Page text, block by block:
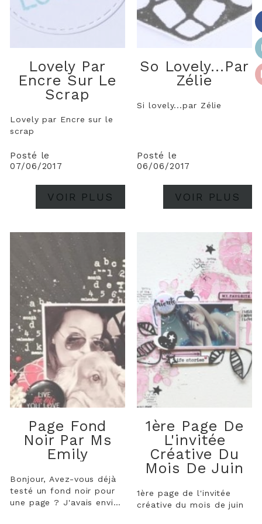
Lovely Par
Encre Sur Le
Scrap
Lovely par Encre sur le
scrap
Posté le
07/06/2017
VOIR PLUS
So Lovely...par
Zélie
Si lovely...par Zélie
Posté le
06/06/2017
VOIR PLUS
Page Fond
Noir Par Ms
Emily
Bonjour, Avez-vous déjà
testé un fond noir pour
une page ? J'avais envie
1ère Page De
L'invitée
Créative Du
Mois De Juin
1ère page de l'invitée
créative du mois de juin